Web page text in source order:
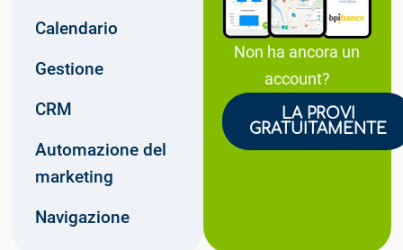
Calendario
Gestione
CRM
Automazione del
marketing
Navigazione
Non ha ancora un
account?
LA PROVI
GRATUITAMENTE